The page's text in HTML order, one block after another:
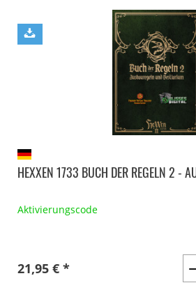
HEXXEN 1733 BUCH DER REGELN 2 -
Aktivierungscode
21,95 € *